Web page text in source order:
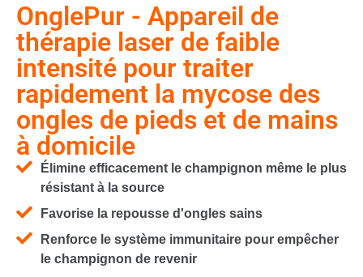
OnglePur - Appareil de
thérapie laser de faible
intensité pour traiter
rapidement la mycose des
ongles de pieds et de mains
à domicile
Élimine efficacement le champignon même le plus
résistant à la source
Favorise la repousse d'ongles sains
Renforce le système immunitaire pour empêcher
le champignon de revenir